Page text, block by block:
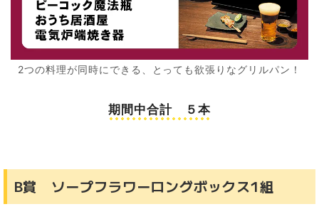
2つの料理が同時にできる、とっても欲張りなグリルパン！
期間中合計 ５本
B賞 ソープフラワーロングボックス1組